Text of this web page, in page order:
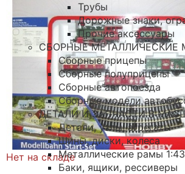
Трубы
Дорожные знаки,
Прочие аксессуары
СБОРНЫЕ МЕТАЛЛИЧЕСКИЕ
Сборные прицепы
Сборные полуприцепы
Сборные автопоезда
Сборные модели
ДЕТАЛИ И ЗАПЧАСТИ В
Детали, узлы, агрегаты
Шины, диски, колеса
Металлические рамы 1:43
Баки, ящики, рессиверы
Нет на складе